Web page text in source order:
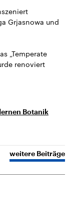
Grjasnowa und
„Temperate
renoviert
Botanik
weitere Beiträge